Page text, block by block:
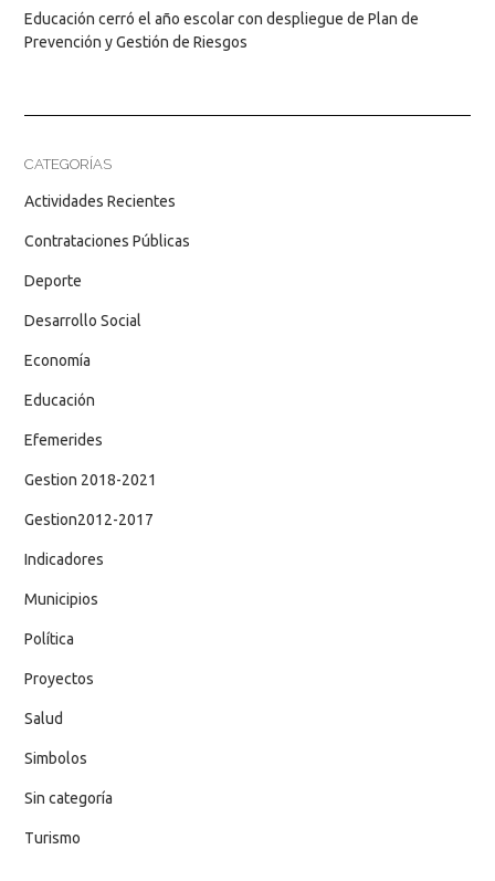
Educación cerró el año escolar con despliegue de Plan de
Prevención y Gestión de Riesgos
CATEGORÍAS
Actividades Recientes
Contrataciones Públicas
Deporte
Desarrollo Social
Economía
Educación
Efemerides
Gestion 2018-2021
Gestion2012-2017
Indicadores
Municipios
Política
Proyectos
Salud
Simbolos
Sin categoría
Turismo